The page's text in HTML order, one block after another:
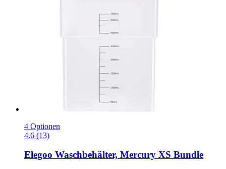
4 Optionen
4.6 (13)
Elegoo Waschbehälter, Mercury XS Bundle